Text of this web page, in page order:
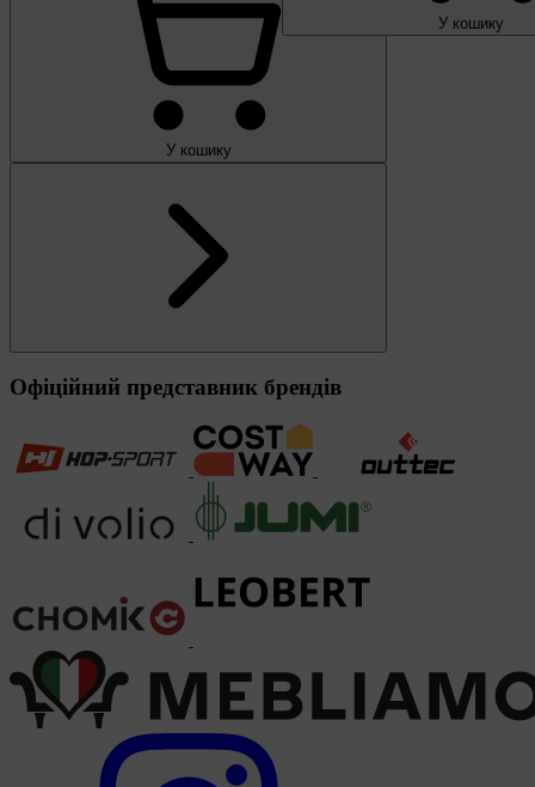
У кошику
У кошику
Офіційний представник брендів